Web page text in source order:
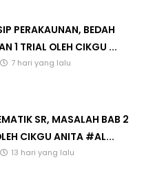
PERAKAUNAN, BEDAH
1 TRIAL OLEH CIKGU ...
7 hari yang lalu
SR, MASALAH BAB 2
CIKGU ANITA #AL...
13 hari yang lalu